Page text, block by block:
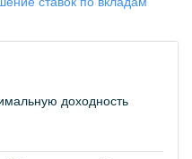
доходность